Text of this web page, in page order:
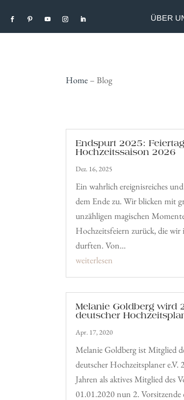
ÜBER
Home –Blog
Endspurt 2025:
Hochzeitssaison 2026
Dez. 16, 2025
Ein wahrlich ereignisreiches
dem Ende zu. Wir blicken mit
unzähligen magischen
Hochzeitsfeiern zurück, die
durften. Von…
weiterlesen
Melanie Goldberg wird
deutscher
Apr. 17, 2020
Melanie Goldberg ist Mitglied
deutscher Hochzeitsplaner
Jahren als aktives Mitglied des
01.01.2020 nun 2. Vorsitzende